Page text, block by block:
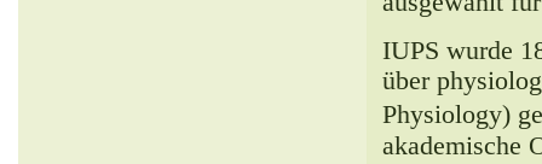
IUPS wurde
über
Physiology)
akademische